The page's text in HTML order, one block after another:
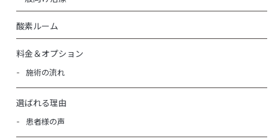
酸素ルーム
料金＆オプション
施術の流れ
選ばれる理由
患者様の声